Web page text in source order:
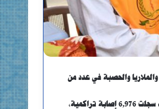
والملاريا والحصبة في عدد من
وقال مركز عمليات الطوارئ بوزارة الصحة الاتحادية في بيان، إن “حالات حمى الضنك سجلت 6,976 إصابة تراكمية،